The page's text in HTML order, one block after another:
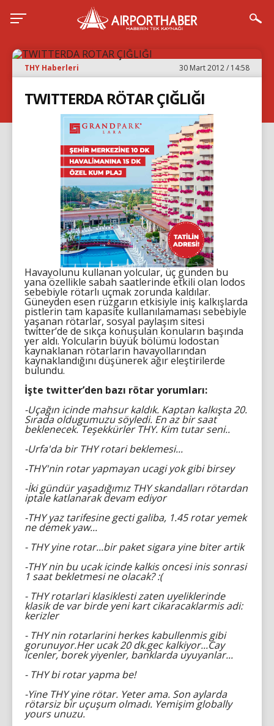
THY Haberleri 30 Mart 2012 / 14:58
TWITTERDA RÖTAR ÇIĞLIĞI
Havayolunu kullanan yolcular, üç günden bu
yana özellikle sabah saatlerinde etkili olan lodos
sebebiyle rötarlı uçmak zorunda kaldılar.
Güneyden esen rüzgarın etkisiyle iniş kalkışlarda
pistlerin tam kapasite kullanılamaması sebebiyle
yaşanan rötarlar, sosyal paylaşım sitesi
twitter’de de sıkça konuşulan konuların başında
yer aldı. Yolcuların büyük bölümü lodostan
kaynaklanan rötarların havayollarından
kaynaklandığını düşünerek ağır eleştirilerde
bulundu.
İşte twitter’den bazı rötar yorumları:
-Uçağın icinde mahsur kaldık. Kaptan kalkışta 20.
Sırada oldugumuzu söyledi. En az bir saat
beklenecek. Teşekkürler THY. Kim tutar seni..
-Urfa'da bir THY rotari beklemesi...
-THY'nin rotar yapmayan ucagi yok gibi birsey
-İki gündür yaşadığımız THY skandalları rötardan
iptale katlanarak devam ediyor
-THY yaz tarifesine gecti galiba, 1.45 rotar yemek
ne demek yaw...
- THY yine rotar...bir paket sigara yine biter artik
-THY nin bu ucak icinde kalkis oncesi inis sonrasi
1 saat bekletmesi ne olacak? :(
- THY rotarlari klasiklesti zaten uyeliklerinde
klasik de var birde yeni kart cikaracaklarmis adi:
kerizler
- THY nin rotarlarini herkes kabullenmis gibi
gorunuyor.Her ucak 20 dk.gec kalkiyor...Cay
icenler, borek yiyenler, banklarda uyuyanlar...
- THY bi rotar yapma be!
-Yine THY yine rötar. Yeter ama. Son aylarda
rötarsiz bir uçuşum olmadı. Yemişim globally
yours unuzu.